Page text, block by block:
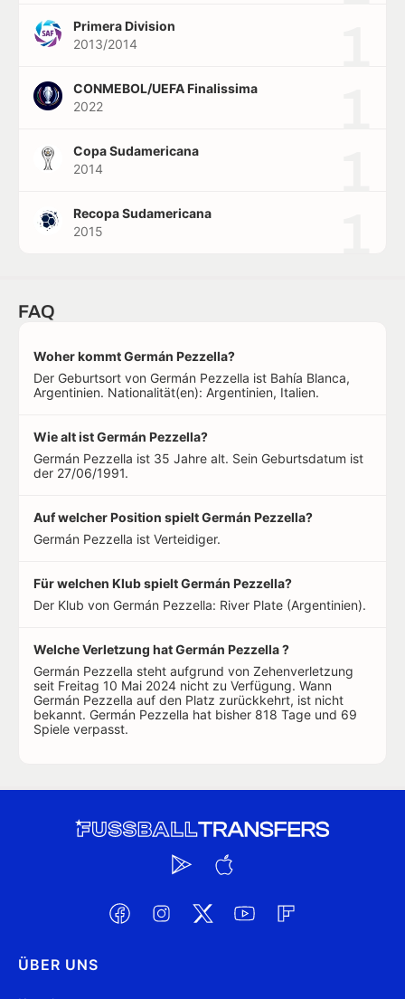
Primera Division
2013/2014
CONMEBOL/UEFA Finalissima
2022
Copa Sudamericana
2014
Recopa Sudamericana
2015
FAQ
Woher kommt Germán Pezzella?
Der Geburtsort von Germán Pezzella ist Bahía Blanca,
Argentinien. Nationalität(en): Argentinien, Italien.
Wie alt ist Germán Pezzella?
Germán Pezzella ist 35 Jahre alt. Sein Geburtsdatum ist
der 27/06/1991.
Auf welcher Position spielt Germán Pezzella?
Germán Pezzella ist Verteidiger.
Für welchen Klub spielt Germán Pezzella?
Der Klub von Germán Pezzella: River Plate (Argentinien).
Welche Verletzung hat Germán Pezzella ?
Germán Pezzella steht aufgrund von Zehenverletzung
seit Freitag 10 Mai 2024 nicht zu Verfügung. Wann
Germán Pezzella auf den Platz zurückkehrt, ist nicht
bekannt. Germán Pezzella hat bisher 818 Tage und 69
Spiele verpasst.
ÜBER UNS